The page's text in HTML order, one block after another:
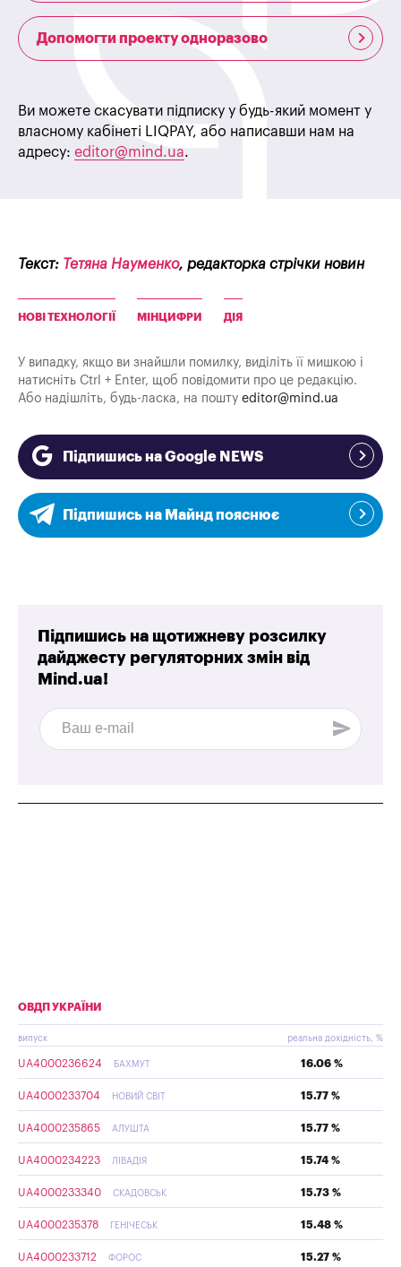
Допомогти проекту одноразово
Ви можете скасувати підписку у будь-який момент у
власному кабінеті LIQPAY, або написавши нам на
адресу: editor@mind.ua.
Текст: Тетяна Науменко, редакторка стрічки новин
НОВІ ТЕХНОЛОГІЇ МІНЦИФРИ ДІЯ
У випадку, якщо ви знайшли помилку, виділіть її мишкою і
натисніть Ctrl + Enter, щоб повідомити про це редакцію.
Або надішліть, будь-ласка, на пошту editor@mind.ua
Підпишись на Google NEWS
Підпишись на Майнд пояснює
Підпишись на щотижневу розсилку
дайджесту регуляторних змін від
Mind.ua!
ОВДП УКРАЇНИ
випуск реальна дохідність, %
UA4000236624 БАХМУТ 16.06 %
UA4000233704 НОВИЙ СВІТ 15.77 %
UA4000235865 АЛУШТА 15.77 %
UA4000234223 ЛІВАДІЯ 15.74 %
UA4000233340 СКАДОВСЬК 15.73 %
UA4000235378 ГЕНІЧЕСЬК 15.48 %
UA4000233712 ФОРОС 15.27 %